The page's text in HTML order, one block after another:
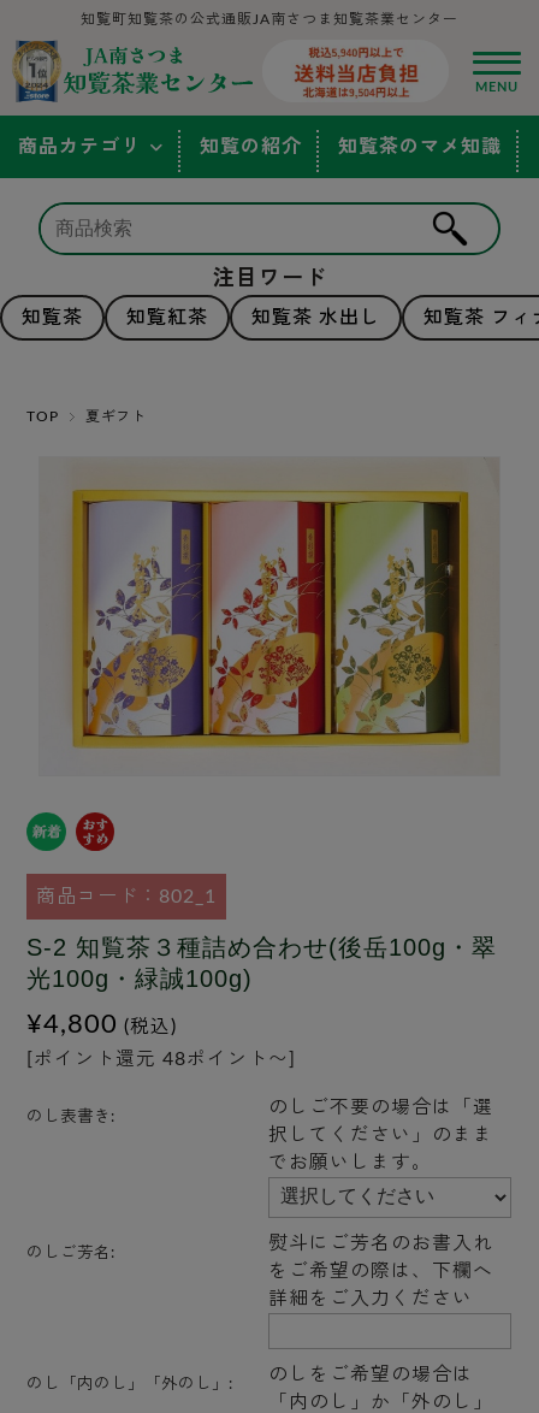
知覧町知覧茶の公式通販JA南さつま知覧茶業センター
商品カテゴリ 知覧の紹介 知覧茶のマメ知識
注目ワード
知覧茶 知覧紅茶 知覧茶 水出し 知覧茶 フィ
TOP 夏ギフト
商品コード：802_1
S-2 知覧茶３種詰め合わせ(後岳100g・翠
光100g・緑誠100g)
¥4,800 (税込)
[ポイント還元 48ポイント〜]
のし表書き:
のしご不要の場合は「選
択してください」のまま
でお願いします。
のしご芳名:
熨斗にご芳名のお書入れ
をご希望の際は、下欄へ
詳細をご入力ください
のし「内のし」「外のし」:
のしをご希望の場合は
「内のし」か「外のし」